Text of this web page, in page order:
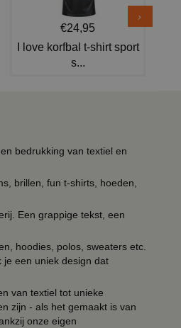
€24,95
I love korfbal t-shirt sport
s...
bedrukking van textiel en
brillen, fun t-shirts, hoeden,
Een grappige tekst, een
hoodies, polos, sweaters etc.
je een uniek design dat
van textiel tot unieke
zijn - als het gemaakt is van
onze eigen